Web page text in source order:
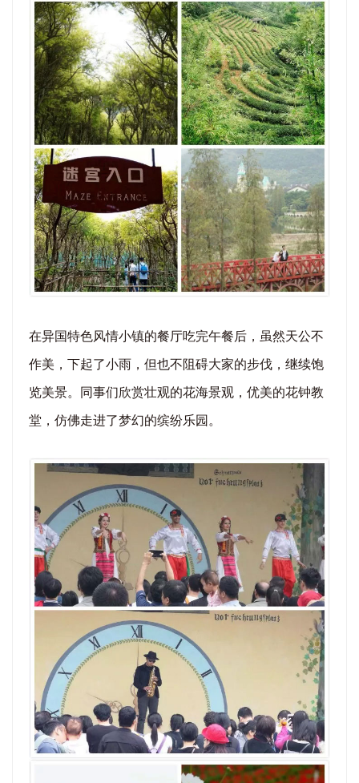
在异国特色风情小镇的餐厅吃完午餐后，虽然天公不
作美，下起了小雨，但也不阻碍大家的步伐，继续饱
览美景。同事们欣赏壮观的花海景观，优美的花钟教
堂，仿佛走进了梦幻的缤纷乐园。